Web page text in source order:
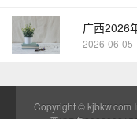
广西2026
2026-06-05
Copyright ©kjbkw.com